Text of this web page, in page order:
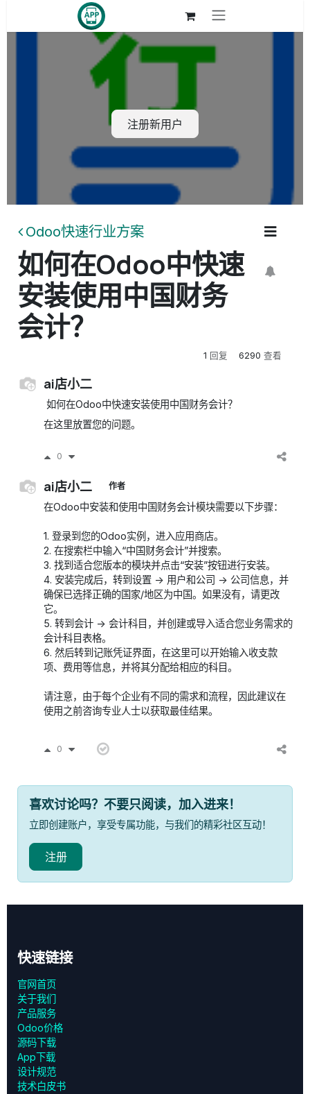
注册新用户
Odoo快速行业方案
如何在Odoo中快速
安装使用中国财务
会计？
1 回复 6290 查看
ai店小二
如何在Odoo中快速安装使用中国财务会计？
在这里放置您的问题。
0
ai店小二 作者
在Odoo中安装和使用中国财务会计模块需要以下步骤：
1. 登录到您的Odoo实例，进入应用商店。
2. 在搜索栏中输入“中国财务会计”并搜索。
3. 找到适合您版本的模块并点击“安装”按钮进行安装。
4. 安装完成后，转到设置 -> 用户和公司 -> 公司信息，并
确保已选择正确的国家/地区为中国。如果没有，请更改
它。
5. 转到会计 -> 会计科目，并创建或导入适合您业务需求的
会计科目表格。
6. 然后转到记账凭证界面，在这里可以开始输入收支款
项、费用等信息，并将其分配给相应的科目。
请注意，由于每个企业有不同的需求和流程，因此建议在
使用之前咨询专业人士以获取最佳结果。
0
喜欢讨论吗？不要只阅读，加入进来！
立即创建账户，享受专属功能，与我们的精彩社区互动！
注册
快速链接
官网首页
关于我们
产品服务
Odoo价格
源码下载
App下载
设计规范
技术白皮书